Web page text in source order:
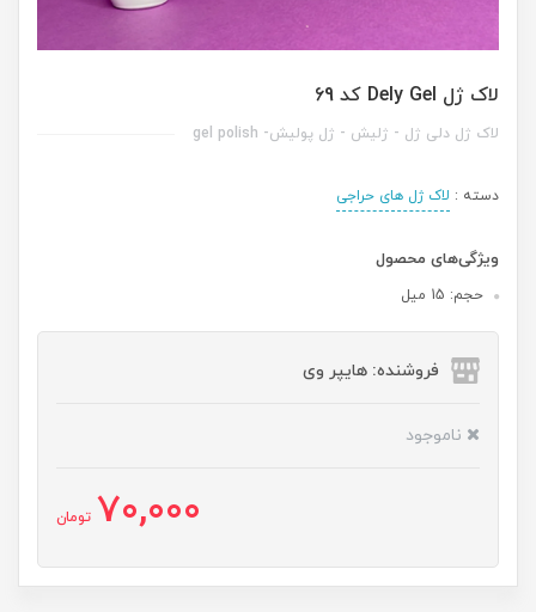
لاک ژل Dely Gel کد 69
لاک ژل دلی ژل - ژلیش - ژل پولیش- gel polish
دسته : لاک ژل های حراجی
ویژگی‌های محصول
حجم: 15 میل
فروشنده: هایپر وی
ناموجود
70,000 تومان